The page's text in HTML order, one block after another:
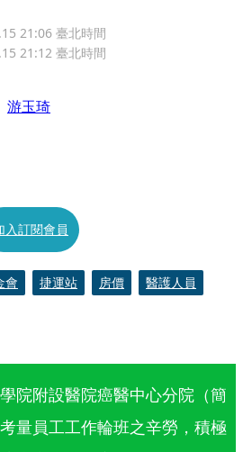
21:06 臺北時間
21:12 臺北時間
游玉琦
入訂閱會員
會 捷運站 房價
醫護人員
院附設醫院癌醫中心分院（簡
量員工工作輪班之辛勞，積極